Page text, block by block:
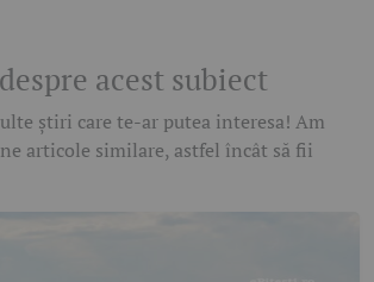
acest subiect
știri care te-ar putea interesa! Am
articole similare, astfel încât să fii